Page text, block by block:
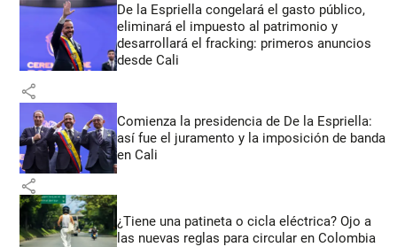
De la Espriella congelará el gasto público,
eliminará el impuesto al patrimonio y
desarrollará el fracking: primeros anuncios
desde Cali
share
Comienza la presidencia de De la Espriella:
así fue el juramento y la imposición de banda
en Cali
share
¿Tiene una patineta o cicla eléctrica? Ojo a
las nuevas reglas para circular en Colombia